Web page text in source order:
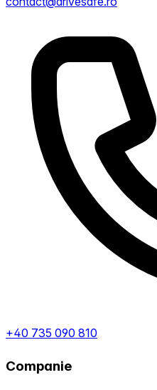
+40 735 090 810
Companie